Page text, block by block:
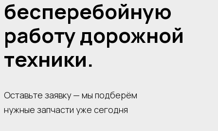
бесперебойную
работу дорожной
техники.
Оставьте заявку — мы подберём
нужные запчасти уже сегодня